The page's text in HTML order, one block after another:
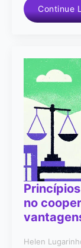
Continue
no
Helen